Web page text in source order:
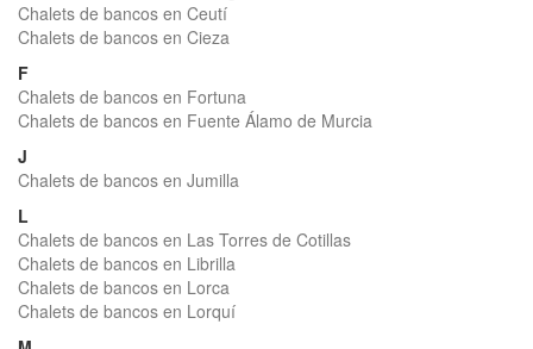
Chalets de bancos en Ceutí
Chalets de bancos en Cieza
F
Chalets de bancos en Fortuna
Chalets de bancos en Fuente Álamo de Murcia
J
Chalets de bancos en Jumilla
L
Chalets de bancos en Las Torres de Cotillas
Chalets de bancos en Librilla
Chalets de bancos en Lorca
Chalets de bancos en Lorquí